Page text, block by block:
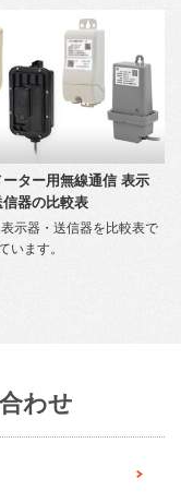
ーター用無線通信 表示
信器の比較表
示器・送信器を比較表で
います。
わせ